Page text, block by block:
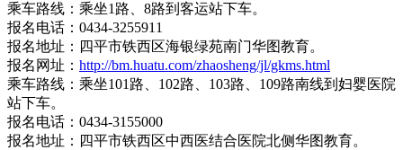
乘车路线：乘坐1路、8路到客运站下车。
报名电话：0434-3255911
报名地址：四平市铁西区海银绿苑南门华图教育。
报名网址： http://bm.huatu.com/zhaosheng/jl/gkms.html
乘车路线：乘坐101路、102路、103路、109路南线到妇婴医院
站下车。
报名电话：0434-3155000
报名地址：四平市铁西区中西医结合医院北侧华图教育。